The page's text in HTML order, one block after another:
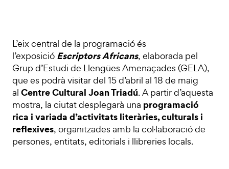
L’eix central de la programació és
l’exposició Escriptors Africans, elaborada pel
Grup d’Estudi de Llengües Amenaçades (GELA),
que es podrà visitar del 15 d’abril al 18 de maig
al Centre Cultural Joan Triadú. A partir d’aquesta
mostra, la ciutat desplegarà una programació
rica i variada d’activitats literàries, culturals i
reflexives, organitzades amb la col·laboració de
persones, entitats, editorials i llibreries locals.